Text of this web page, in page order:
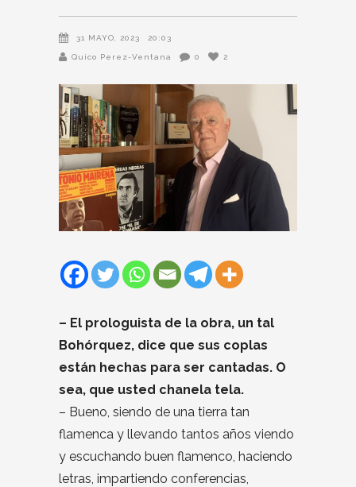
31 MAYO, 2023 20:03
Quico Perez-Ventana 0 2
– El prologuista de la obra, un tal
Bohórquez, dice que sus coplas
están hechas para ser cantadas. O
sea, que usted chanela tela.
– Bueno, siendo de una tierra tan
flamenca y llevando tantos años viendo
y escuchando buen flamenco, haciendo
letras, impartiendo conferencias,